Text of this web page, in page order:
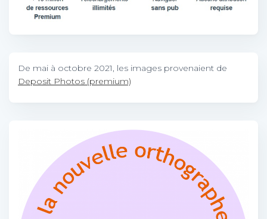
De mai à octobre 2021, les images provenaient de
Deposit Photos (premium)